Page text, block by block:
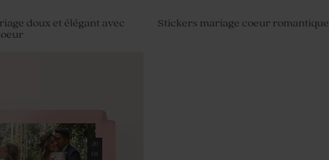
mariage senteur
doux et élégant avec
Stickers mariage coeur romantique